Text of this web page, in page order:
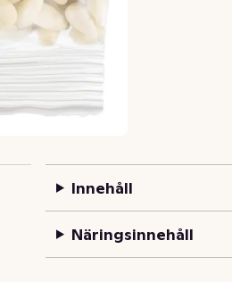
Innehåll
Näringsinnehåll